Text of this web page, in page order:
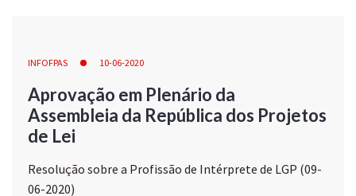
INFOFPAS 10-06-2020
Aprovação em Plenário da
Assembleia da República dos Projetos
de Lei
Resolução sobre a Profissão de Intérprete de LGP (09-
06-2020)